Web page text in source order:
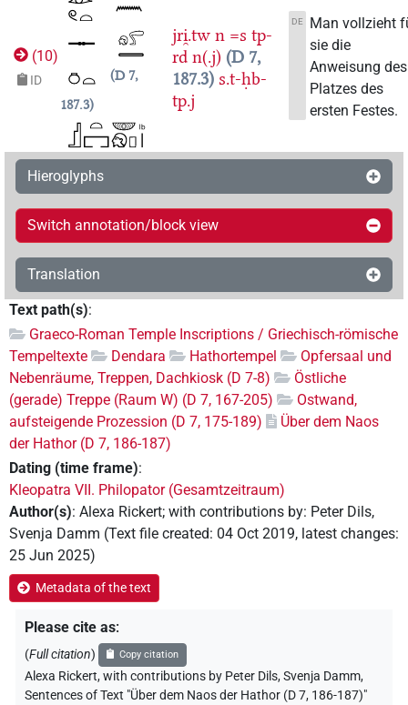
(10)
ID
D 7,
187.3
jri̯.tw n =s tp-
rd n(.j) D 7,
187.3 s.t-ḥb-
tp.j
DE
Man vollzieht
sie die
Anweisung des
Platzes des
ersten Festes.
Hieroglyphs
Switch annotation/block view
Translation
Text path(s):
Graeco-Roman Temple Inscriptions / Griechisch-römische
Tempeltexte
Dendara Hathortempel
Opfersaal und
Nebenräume, Treppen, Dachkiosk (D 7-8)
Östliche
(gerade) Treppe (Raum W) (D 7, 167-205)
Ostwand,
aufsteigende Prozession (D 7, 175-189)
Über dem Naos
der Hathor (D 7, 186-187)
Dating (time frame):
Kleopatra VII. Philopator (Gesamtzeitraum)
Author(s): Alexa Rickert; with contributions by: Peter Dils,
Svenja Damm (Text file created: 04 Oct 2019, latest changes:
25 Jun 2025)
Metadata of the text
Please cite as:
(Full citation) Copy citation
Alexa Rickert,with contributions by Peter Dils, Svenja Damm,
Sentences of Text "Über dem Naos der Hathor (D 7, 186-187)"